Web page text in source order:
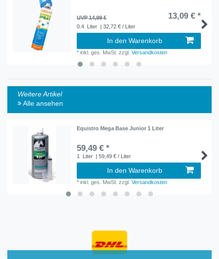
UVP 14,99 € 13,09 € *
0.4 Liter | 32,72 € / Liter
In den Warenkorb
*inkl. ges. MwSt. zzgl.Versandkosten
Weitere Artikel
Alle ansehen
Equistro Mega Base Junior 1 Liter
59,49 € *
1 Liter | 59,49 € / Liter
In den Warenkorb
*inkl. ges. MwSt. zzgl.Versandkosten